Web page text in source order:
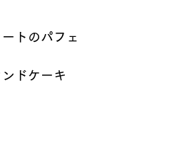
トのパフェ
ドケーキ